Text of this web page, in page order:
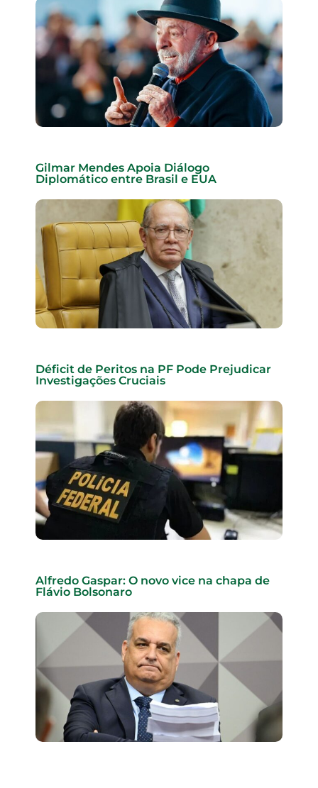
Gilmar Mendes Apoia Diálogo
Diplomático entre Brasil e EUA
Déficit de Peritos na PF Pode Prejudicar
Investigações Cruciais
Alfredo Gaspar: O novo vice na chapa de
Flávio Bolsonaro